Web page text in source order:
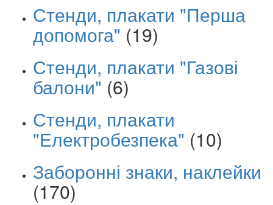
Стенди, плакати "Перша
допомога" (19)
Стенди, плакати "Газові
балони" (6)
Стенди, плакати
"Електробезпека" (10)
Заборонні знаки, наклейки
(170)